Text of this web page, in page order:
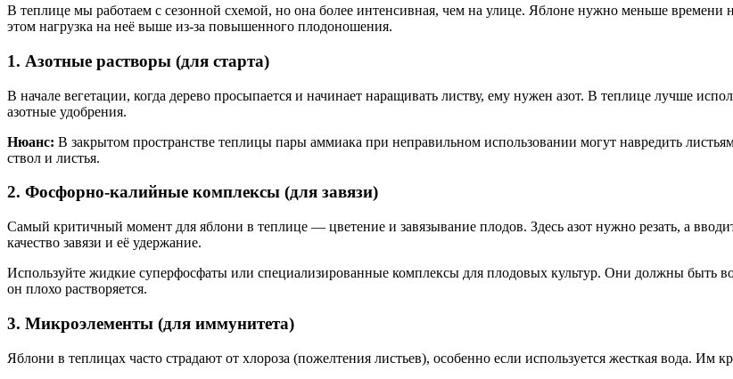
В теплице мы работаем с сезонной схемой, но она более интенсивная, чем на улице. Яблоне нужно меньше времени
этом нагрузка на неё выше из-за повышенного плодоношения.
1. Азотные растворы (для старта)
В начале вегетации, когда дерево просыпается и начинает наращивать листву, ему нужен азот. В теплице лучше
азотные удобрения.
Нюанс: В закрытом пространстве теплицы пары аммиака при неправильном использовании могут навредить
ствол и листья.
2. Фосфорно-калийные комплексы (для завязи)
Самый критичный момент для яблони в теплице — цветение и завязывание плодов. Здесь азот нужно резать, а
качество завязи и её удержание.
Используйте жидкие суперфосфаты или специализированные комплексы для плодовых культур. Они должны быть
он плохо растворяется.
3. Микроэлементы (для иммунитета)
Яблони в теплицах часто страдают от хлороза (пожелтения листьев), особенно если используется жесткая вода. Им